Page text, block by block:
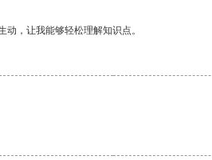
，让我能够轻松理解知识点。